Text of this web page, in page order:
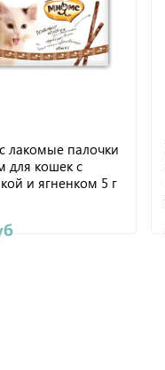
лакомые палочки
для кошек с
и ягненком 5 г